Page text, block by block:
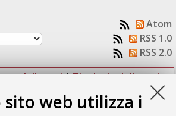
sito web utilizza i
Atom
RSS 1.0
RSS 2.0
della tesi|Tipologia della tesi|